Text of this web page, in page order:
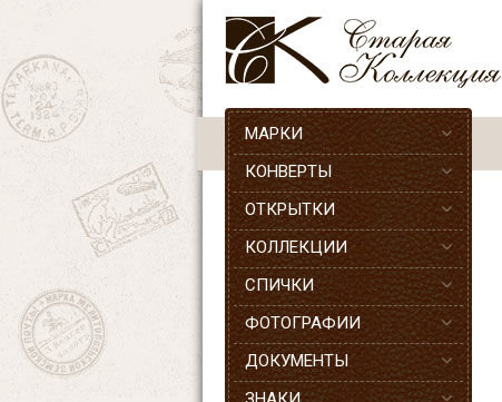
МАРКИ
КОНВЕРТЫ
ОТКРЫТКИ
КОЛЛЕКЦИИ
СПИЧКИ
ФОТОГРАФИИ
ДОКУМЕНТЫ